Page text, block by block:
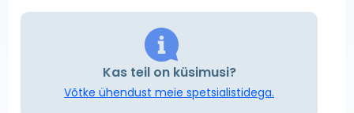
Kas teil on küsimusi?
Võtke ühendust meie spetsialistidega.